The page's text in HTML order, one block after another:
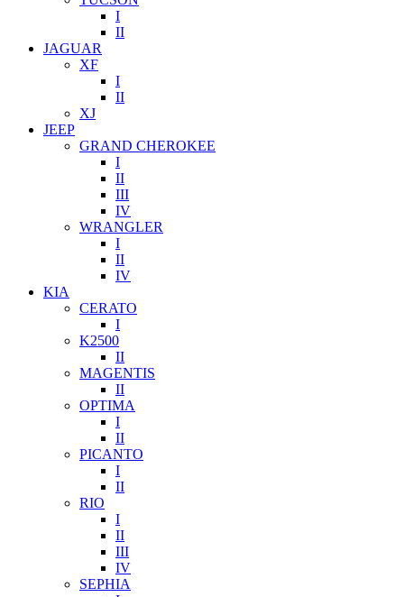
I
II
JAGUAR
XF
I
II
XJ
JEEP
GRAND CHEROKEE
I
II
III
IV
WRANGLER
I
II
IV
KIA
CERATO
I
K2500
II
MAGENTIS
II
OPTIMA
I
II
PICANTO
I
II
RIO
I
II
III
IV
SEPHIA